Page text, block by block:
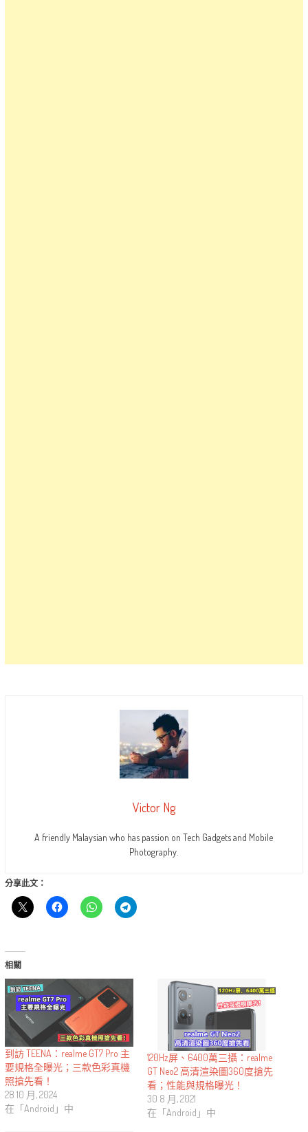
Victor Ng
A friendly Malaysian who has passion on Tech Gadgets and Mobile
Photography.
分享此文：
相關
到訪 TEENA：realme GT7 Pro 主
要規格全曝光；三款色彩真機
照搶先看！
28 10 月, 2024
在「Android」中
120Hz屏、6400萬三攝：realme
GT Neo2 高清渲染圖360度搶先
看；性能與規格曝光！
30 8 月, 2021
在「Android」中